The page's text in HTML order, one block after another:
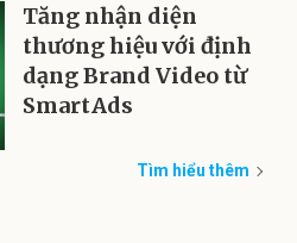
Tăng nhận diện
thương hiệu với định
dạng Brand Video từ
SmartAds
Tìm hiểu thêm